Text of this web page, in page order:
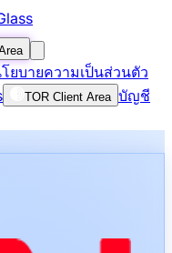
ยบายความเป็นส่วนตัว
TOR Client Area บัญชี